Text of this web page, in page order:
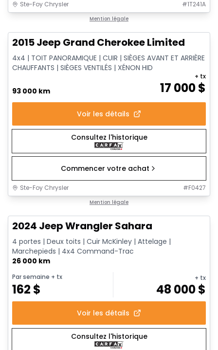
Ste-Foy Chrysler #1T241A
Mention légale
2015 Jeep Grand Cherokee Limited
4x4 | TOIT PANORAMIQUE | CUIR | SIÈGES AVANT ET ARRIÈRE
CHAUFFANTS | SIÈGES VENTILÉS | XÉNON HID
93 000 km 17 000$
+ tx
Voir les détails
Consultez l'historique
Commencer votre achat
Ste-Foy Chrysler #F0427
Mention légale
2024 Jeep Wrangler Sahara
4 portes | Deux toits | Cuir McKinley | Attelage |
Marchepieds | 4x4 Command-Trac
26 000 km
Par semaine + tx
162 $
+ tx
48 000$
Voir les détails
Consultez l'historique